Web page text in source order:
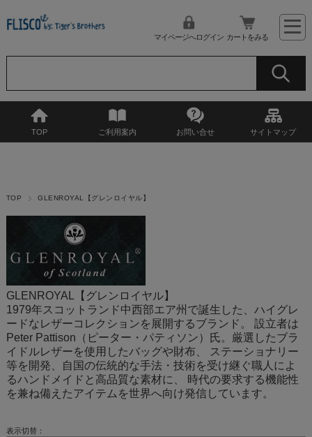
マイページへログイン カートをみる
TOP ご利用案内 お問い合せ サイトマップ
TOP GLENROYAL【グレンロイヤル】
GLENROYAL【グレンロイヤル】
1979年スコットランド中西部エア州で誕生した、ハイグレ
ードなレザーコレクションを展開するブランド。 設立者は
Peter Pattison（ピーター・パティソン）氏。厳選したブラ
イドルレザーを使用したバッグや財布、 ステーショナリー
等を開発、自国の伝統的な手法・技術を受け継ぐ職人によ
るハンドメイドと高品質な素材に、 時代の要求する機能性
を兼ね備えたアイテムを世界へ向け発信しています。
表示切替：